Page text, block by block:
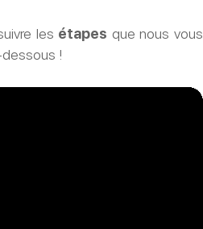
les étapes que nous vous
!